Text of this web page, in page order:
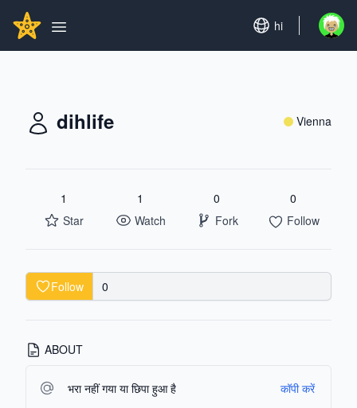
GITHUBSTAR
Open main menu
Set language
hi Open
dihlife Vienna
1
Star
1
Watch
0
Fork
0
Follow
Follow 0
ABOUT
भरा नहीं गया या छिपा हुआ है कॉपी करें